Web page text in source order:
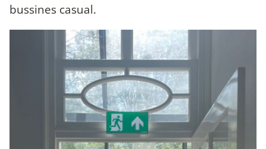
bussines casual.